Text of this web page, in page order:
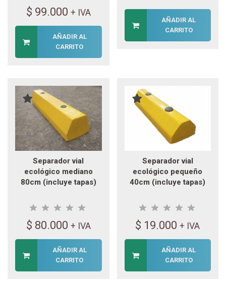
$ 99.000 + IVA
AÑADIR AL
CARRITO
AÑADIR AL
CARRITO
Separador vial
ecológico mediano
80cm (incluye tapas)
$ 80.000 + IVA
AÑADIR AL
CARRITO
Separador vial
ecológico pequeño
40cm (incluye tapas)
$ 19.000 + IVA
AÑADIR AL
CARRITO